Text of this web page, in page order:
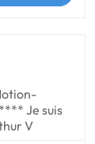
Je suis
V